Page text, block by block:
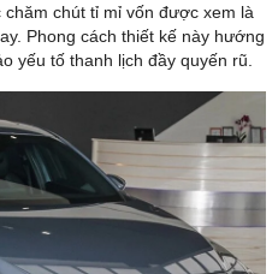
chút tỉ mỉ vốn được xem là
Phong cách thiết kế này hướng
yếu tố thanh lịch đầy quyến rũ.